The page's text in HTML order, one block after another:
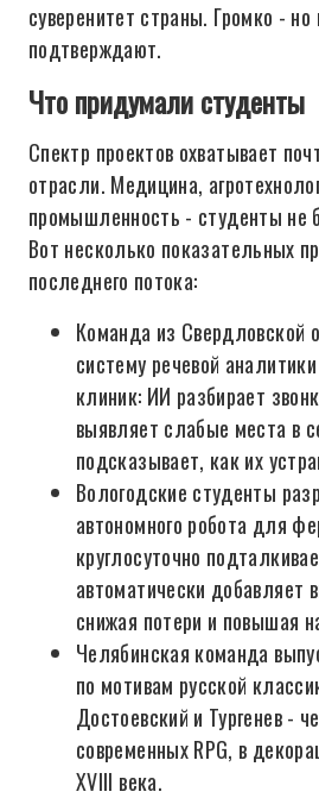
суверенитет страны. Громко -
подтверждают.
Что придумали студенты
Спектр проектов охватывает
отрасли. Медицина,
промышленность - студенты не
Вот несколько показательных
последнего потока:
Команда из Свердловской
систему речевой
клиник: ИИ разбирает
выявляет слабые места в
подсказывает, как их
Вологодские студенты
автономного робота для
круглосуточно
автоматически добавляет
снижая потери и повышая
Челябинская команда
по мотивам русской
Достоевский и Тургенев -
современных RPG, в
XVIII века.